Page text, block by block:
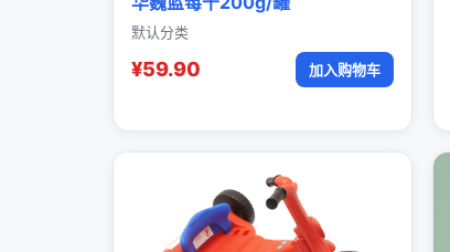
默认分类
¥59.90 加入购物车